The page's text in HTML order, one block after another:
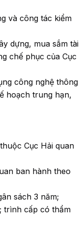
và công tác kiểm
dựng, mua sắm tài
chế phục của Cục
công nghệ thông
hoạch trung hạn,
Cục Hải quan
ban hành theo
sách 3 năm;
trình cấp có thẩm